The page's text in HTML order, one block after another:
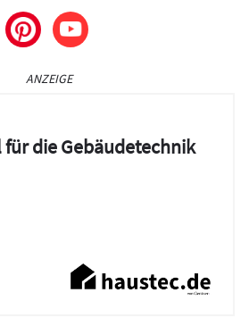
ANZEIGE
für die Gebäudetechnik